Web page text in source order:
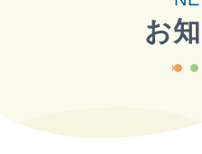
WITH-Fについて
お